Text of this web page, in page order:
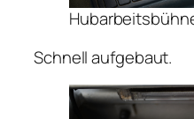
Schnell aufgebaut.